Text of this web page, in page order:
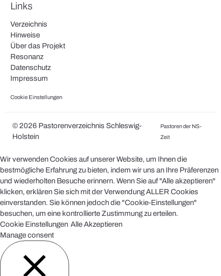
Links
Verzeichnis
Hinweise
Über das Projekt
Resonanz
Datenschutz
Impressum
Cookie Einstellungen
© 2026 Pastorenverzeichnis Schleswig-
Holstein
Pastoren der NS-
Zeit
Wir verwenden Cookies auf unserer Website, um Ihnen die
bestmögliche Erfahrung zu bieten, indem wir uns an Ihre Präferenzen
und wiederholten Besuche erinnern. Wenn Sie auf "Alle akzeptieren"
klicken, erklären Sie sich mit der Verwendung ALLER Cookies
einverstanden. Sie können jedoch die "Cookie-Einstellungen"
besuchen, um eine kontrollierte Zustimmung zu erteilen.
Cookie Einstellungen Alle Akzeptieren
Manage consent